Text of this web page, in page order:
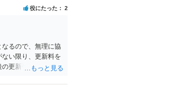
役にたった 2
るので、無理に協
い限り、更新料を
更新手続き自体が
、修繕等が必要と